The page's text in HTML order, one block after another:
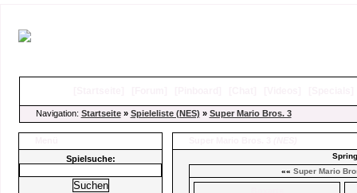
Navigation: Startseite» Spieleliste (NES) » Super Mario Bros. 3
Spielsuche:
«« Super Mario